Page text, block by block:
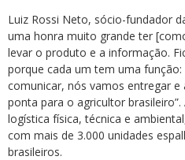
Luiz Rossi Neto, sócio-fundador
uma honra muito grande ter
levar o produto e a informação.
porque cada um tem uma função:
comunicar, nós vamos entregar
ponta para o agricultor
logística física, técnica e
com mais de 3.000 unidades
brasileiros.